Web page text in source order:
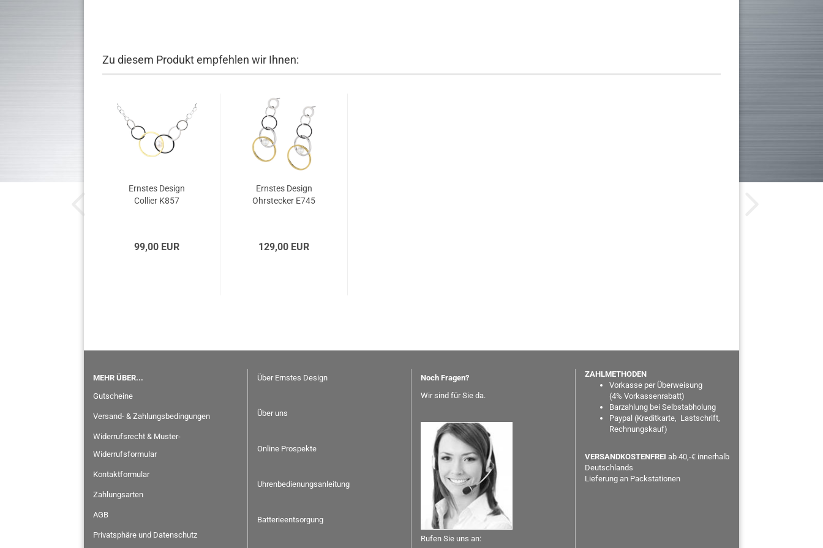
Zu diesem Produkt empfehlen wir Ihnen:
Ernstes Design
Collier K857
99,00 EUR
Ernstes Design
Ohrstecker E745
129,00 EUR
MEHR ÜBER...
Gutscheine
Versand- & Zahlungsbedingungen
Widerrufsrecht & Muster-
Widerrufsformular
Kontaktformular
Zahlungsarten
AGB
Privatsphäre und Datenschutz
Über Ernstes Design
Über uns
Online Prospekte
Uhrenbedienungsanleitung
Batterieentsorgung
Noch Fragen?
Wir sind für Sie da.
Rufen Sie uns an:
ZAHLMETHODEN
Vorkasse per Überweisung
(4% Vorkassenrabatt)
Barzahlung bei Selbstabholung
Paypal (Kreditkarte, Lastschrift,
Rechnungskauf)
VERSANDKOSTENFREI ab 40,-€ innerhalb
Deutschlands
Lieferung an Packstationen